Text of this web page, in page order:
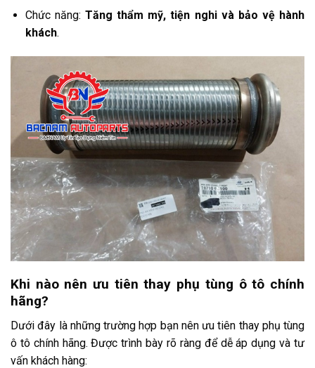
Chức năng:Tăng thẩm mỹ, tiện nghi và bảo vệ hành
khách.
Khi nào nên ưu tiên thay phụ tùng ô tô chính
hãng?
Dưới đây là những trường hợp bạn nên ưu tiên thay phụ tùng
ô tô chính hãng. Được trình bày rõ ràng để dễ áp dụng và tư
vấn khách hàng: